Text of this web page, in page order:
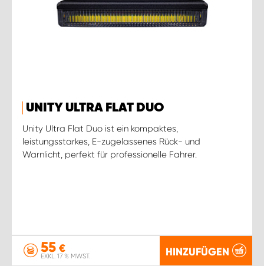
UNITY ULTRA FLAT DUO
Unity Ultra Flat Duo ist ein kompaktes,
leistungsstarkes, E-zugelassenes Rück- und
Warnlicht, perfekt für professionelle Fahrer.
55 €
EXKL. 17 % MWST. HINZUFÜGEN